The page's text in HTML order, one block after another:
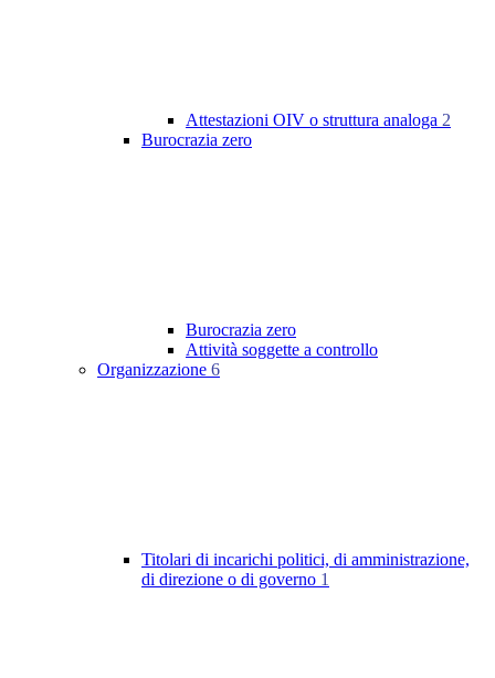
Attestazioni OIV o struttura analoga 2
Burocrazia zero
Burocrazia zero
Attività soggette a controllo
Organizzazione 6
Titolari di incarichi politici, di amministrazione,
di direzione o di governo 1